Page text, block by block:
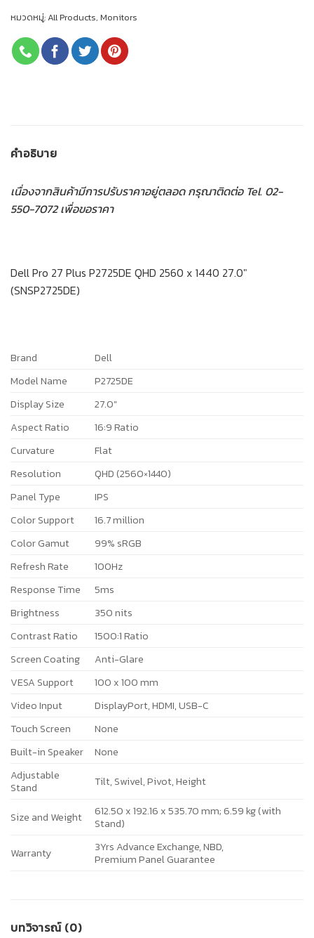
หมวดหมู่:All Products, Monitors
คำอธิบาย
เนื่องจากสินค้ามีการปรับราคาอยู่ตลอด กรุณาติดต่อ Tel. 02-
550-7072 เพื่อขอราคา
Dell Pro 27 Plus P2725DE QHD 2560 x 1440 27.0″
(SNSP2725DE)
Brand
Dell
Model Name
P2725DE
Display Size
27.0″
Aspect Ratio
16:9 Ratio
Curvature
Flat
Resolution
QHD (2560×1440)
Panel Type
IPS
Color Support
16.7 million
Color Gamut
99% sRGB
Refresh Rate
100Hz
Response Time
5ms
Brightness
350 nits
Contrast Ratio
1500:1 Ratio
Screen Coating
Anti-Glare
VESA Support
100 x 100 mm
Video Input
DisplayPort, HDMI, USB-C
Touch Screen
None
Built-in Speaker
None
Adjustable
Stand
Tilt, Swivel, Pivot, Height
Size and Weight
612.50 x 192.16 x 535.70 mm; 6.59 kg (with
Stand)
Warranty
3Yrs Advance Exchange, NBD,
Premium Panel Guarantee
บทวิจารณ์ (0)